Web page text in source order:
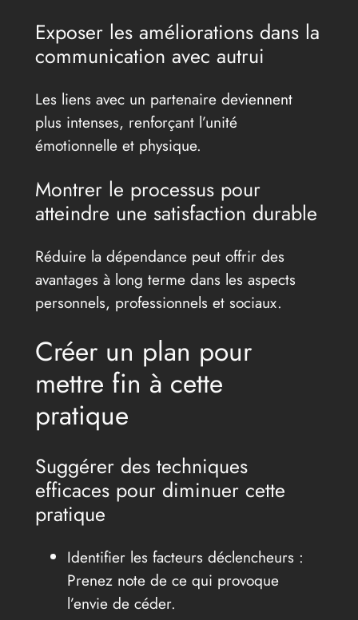
Exposer les améliorations dans la
communication avec autrui
Les liens avec un partenaire deviennent
plus intenses, renforçant l’unité
émotionnelle et physique.
Montrer le processus pour
atteindre une satisfaction durable
Réduire la dépendance peut offrir des
avantages à long terme dans les aspects
personnels, professionnels et sociaux.
Créer un plan pour
mettre fin à cette
pratique
Suggérer des techniques
efficaces pour diminuer cette
pratique
Identifier les facteurs déclencheurs :
Prenez note de ce qui provoque
l’envie de céder.